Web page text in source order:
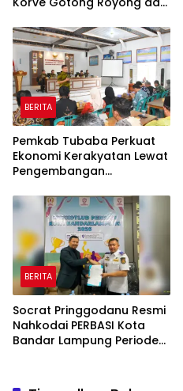
BERITA
Pemkab Tubaba Perkuat
Ekonomi Kerakyatan Lewat
Pengembangan
Penyaluran KUR
BERITA
Socrat Pringgodanu Resmi
Nahkodai PERBASI Kota
Bandar Lampung Periode